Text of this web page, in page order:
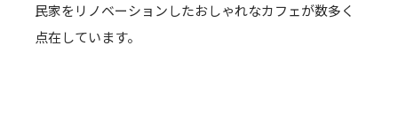
民家をリノベーションしたおしゃれなカフェが数多く
点在しています。